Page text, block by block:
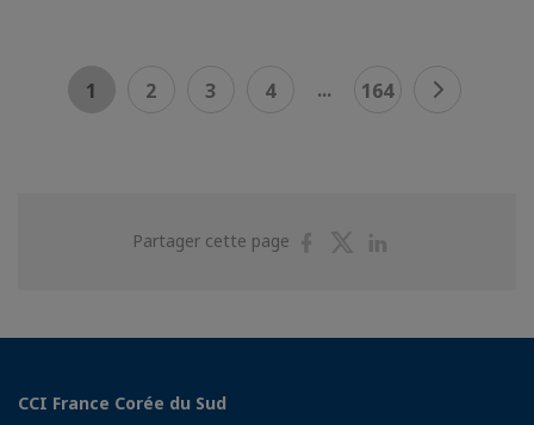
1 2 3 4 ... 164
Partager cette page
PartagerPartager
CCI France Corée du Sud